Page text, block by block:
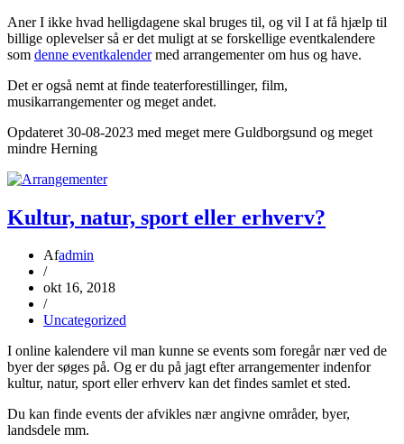
Aner I ikke hvad helligdagene skal bruges til, og vil I at få hjælp til
billige oplevelser så er det muligt at se forskellige eventkalendere
som denne eventkalendermed arrangementer om hus og have.
Det er også nemt at finde teaterforestillinger, film,
musikarrangementer og meget andet.
Opdateret 30-08-2023 med meget mere Guldborgsund og meget
mindre Herning
Kultur, natur, sport eller erhverv?
Afadmin
/
okt 16, 2018
/
Uncategorized
I online kalendere vil man kunne se events som foregår nær ved de
byer der søges på. Og er du på jagt efter arrangementer indenfor
kultur, natur, sport eller erhverv kan det findes samlet et sted.
Du kan finde events der afvikles nær angivne områder, byer,
landsdele mm.